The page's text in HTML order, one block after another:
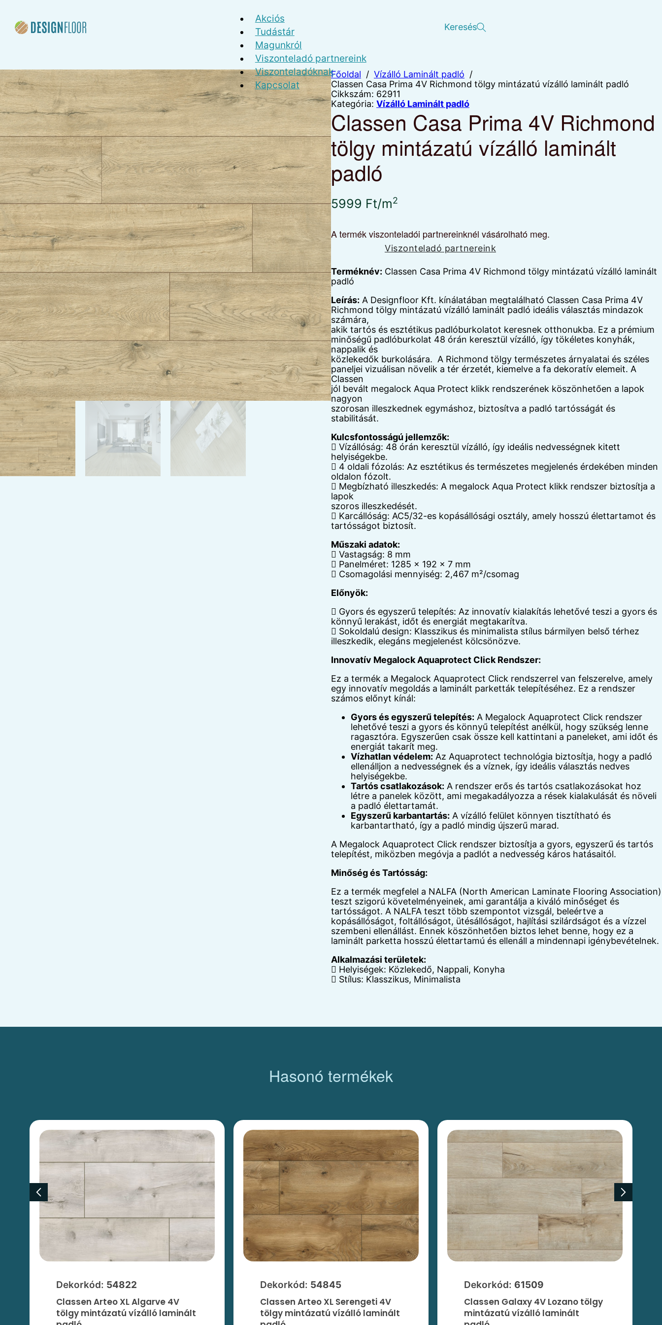
Akciós
Tudástár
Magunkról
Viszonteladó partnereink
Viszonteladóknak
Kapcsolat
Keresés
Főoldal / Vízálló Laminált padló /
Classen Casa Prima 4V Richmond tölgy mintázatú vízálló laminált padló
Cikkszám: 62911
Kategória: Vízálló Laminált padló
Classen Casa Prima 4V Richmond
tölgy mintázatú vízálló laminált
padló
5999 Ft/m2
A termék viszonteladói partnereinknél vásárolható meg.
Viszonteladó partnereink
Terméknév: Classen Casa Prima 4V Richmond tölgy mintázatú vízálló laminált
padló
Leírás: A Designfloor Kft. kínálatában megtalálható Classen Casa Prima 4V
Richmond tölgy mintázatú vízálló laminált padló ideális választás mindazok
számára,
akik tartós és esztétikus padlóburkolatot keresnek otthonukba. Ez a prémium
minőségű padlóburkolat 48 órán keresztül vízálló, így tökéletes konyhák,
nappalik és
közlekedők burkolására. A Richmond tölgy természetes árnyalatai és széles
paneljei vizuálisan növelik a tér érzetét, kiemelve a fa dekoratív elemeit. A
Classen
jól bevált megalock Aqua Protect klikk rendszerének köszönhetően a lapok
nagyon
szorosan illeszkednek egymáshoz, biztosítva a padló tartósságát és
stabilitását.
Kulcsfontosságú jellemzők:
 Vízállóság: 48 órán keresztül vízálló, így ideális nedvességnek kitett
helyiségekbe.
 4 oldali fózolás: Az esztétikus és természetes megjelenés érdekében minden
oldalon fózolt.
 Megbízható illeszkedés: A megalock Aqua Protect klikk rendszer biztosítja a
lapok
szoros illeszkedését.
 Karcállóság: AC5/32-es kopásállósági osztály, amely hosszú élettartamot és
tartósságot biztosít.
Műszaki adatok:
 Vastagság: 8 mm
 Panelméret: 1285 x 192 x 7 mm
 Csomagolási mennyiség: 2,467 m²/csomag
Előnyök:
 Gyors és egyszerű telepítés: Az innovatív kialakítás lehetővé teszi a gyors és
könnyű lerakást, időt és energiát megtakarítva.
 Sokoldalú design: Klasszikus és minimalista stílus bármilyen belső térhez
illeszkedik, elegáns megjelenést kölcsönözve.
Innovatív Megalock Aquaprotect Click Rendszer:
Ez a termék a Megalock Aquaprotect Click rendszerrel van felszerelve, amely
egy innovatív megoldás a laminált parketták telepítéséhez. Ez a rendszer
számos előnyt kínál:
Gyors és egyszerű telepítés: A Megalock Aquaprotect Click rendszer
lehetővé teszi a gyors és könnyű telepítést anélkül, hogy szükség lenne
ragasztóra. Egyszerűen csak össze kell kattintani a paneleket, ami időt és
energiát takarít meg.
Vízhatlan védelem: Az Aquaprotect technológia biztosítja, hogy a padló
ellenálljon a nedvességnek és a víznek, így ideális választás nedves
helyiségekbe.
Tartós csatlakozások: A rendszer erős és tartós csatlakozásokat hoz
létre a panelek között, ami megakadályozza a rések kialakulását és növeli
a padló élettartamát.
Egyszerű karbantartás: A vízálló felület könnyen tisztítható és
karbantartható, így a padló mindig újszerű marad.
A Megalock Aquaprotect Click rendszer biztosítja a gyors, egyszerű és tartós
telepítést, miközben megóvja a padlót a nedvesség káros hatásaitól.
Minőség és Tartósság:
Ez a termék megfelel a NALFA (North American Laminate Flooring Association)
teszt szigorú követelményeinek, ami garantálja a kiváló minőséget és
tartósságot. A NALFA teszt több szempontot vizsgál, beleértve a
kopásállóságot, foltállóságot, ütésállóságot, hajlítási szilárdságot és a vízzel
szembeni ellenállást. Ennek köszönhetően biztos lehet benne, hogy ez a
laminált parketta hosszú élettartamú és ellenáll a mindennapi igénybevételnek.
Alkalmazási területek:
 Helyiségek: Közlekedő, Nappali, Konyha
 Stílus: Klasszikus, Minimalista
Hasonó termékek
Dekorkód: 54822
Classen Arteo XL Algarve 4V
tölgy mintázatú vízálló laminált
Dekorkód: 54845
Classen Arteo XL Serengeti 4V
tölgy mintázatú vízálló laminált
Dekorkód: 61509
Classen Galaxy 4V Lozano tölgy
mintázatú vízálló laminált